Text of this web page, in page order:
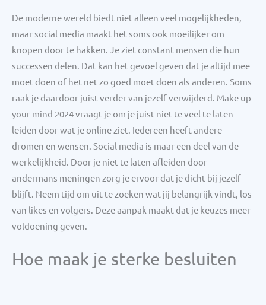
De moderne wereld biedt niet alleen veel mogelijkheden,
maar social media maakt het soms ook moeilijker om
knopen door te hakken. Je ziet constant mensen die hun
successen delen. Dat kan het gevoel geven dat je altijd mee
moet doen of het net zo goed moet doen als anderen. Soms
raak je daardoor juist verder van jezelf verwijderd. Make up
your mind 2024 vraagt je om je juist niet te veel te laten
leiden door wat je online ziet. Iedereen heeft andere
dromen en wensen. Social media is maar een deel van de
werkelijkheid. Door je niet te laten afleiden door
andermans meningen zorg je ervoor dat je dicht bij jezelf
blijft. Neem tijd om uit te zoeken wat jij belangrijk vindt, los
van likes en volgers. Deze aanpak maakt dat je keuzes meer
voldoening geven.
Hoe maak je sterke besluiten